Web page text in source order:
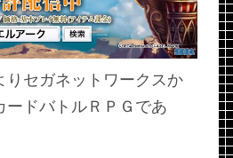
りセガネットワークスか
ードバトルＲＰＧであ